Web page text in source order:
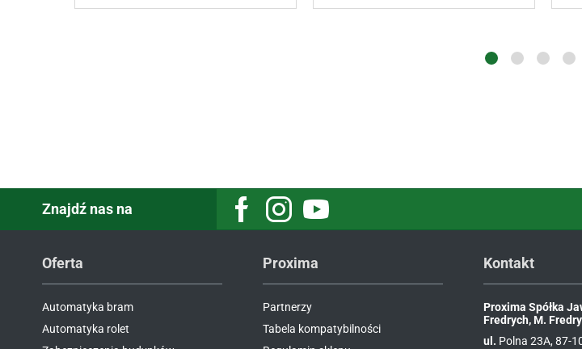
Znajdź nas na
Oferta
Automatyka bram
Automatyka rolet
Proxima
Partnerzy
Tabela kompatybilności
Kontakt
Proxima Spółka
Fredrych, M.
ul. Polna 23A, 87-